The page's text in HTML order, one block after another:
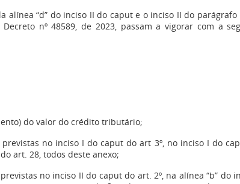
alínea “d” do inciso II do caput e o inciso II do parágrafo
nº 48589, de 2023, passam a vigorar com a
do valor do crédito tributário;
previstas no inciso I do caput do art 3º, no inciso I do
art. 28, todos deste anexo;
no inciso II do caput do art. 2º, na alínea “b” do